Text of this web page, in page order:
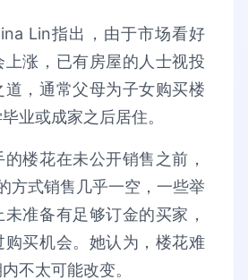
Lin指出，由于市场看好
涨，已有房屋的人士视投
道，通常父母为子女购买楼
业或成家之后居住。
楼花在未公开销售之前，
方式销售几乎一空，一些举
准备有足够订金的买家，
购买机会。她认为，楼花难
不太可能改变。